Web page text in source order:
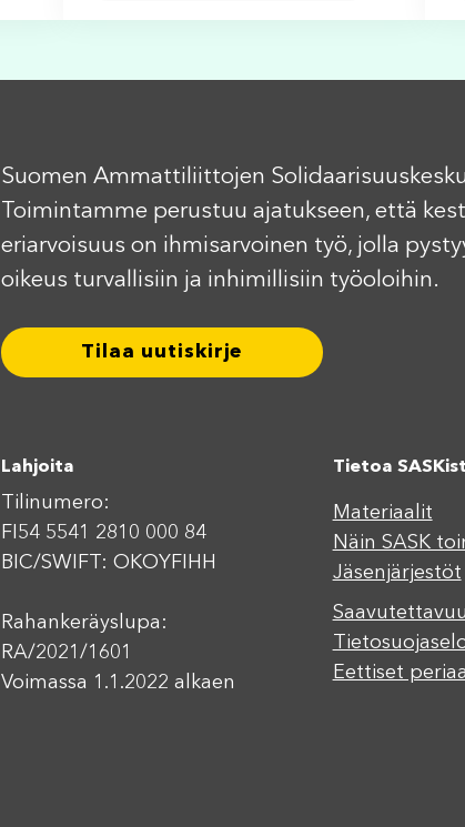
Suomen Ammattiliittojen
Toimintamme perustuu ajatukseen, että
eriarvoisuus on ihmisarvoinen työ, jolla
oikeus turvallisiin ja inhimillisiin työoloihin.
Tilaa uutiskirje
Lahjoita
Tilinumero:
FI54 5541 2810 000 84
BIC/SWIFT: OKOYFIHH
Rahankeräyslupa:
RA/2021/1601
Voimassa 1.1.2022 alkaen
Tietoa
Materiaalit
Näin SASK
Jäsenjärjestöt
Eettiset